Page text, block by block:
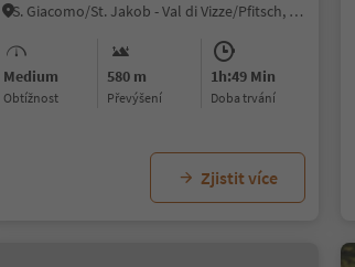
S. Giacomo/St. Jakob - Val di Vizze/Pfitsch, Mühlbach/Rio di Pusteria, Brixen/Bressanone and environs
Medium
Obtížnost
580 m
Převýšení
1h:49 Min
doba trvání
Zjistit více